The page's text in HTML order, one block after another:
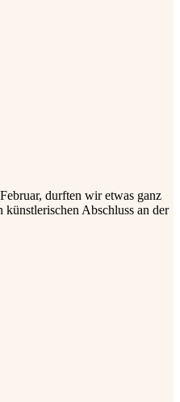
durften wir etwas ganz
künstlerischen Abschluss an der